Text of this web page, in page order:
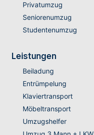
Privatumzug
Seniorenumzug
Studentenumzug
Leistungen
Beiladung
Entrümpelung
Klaviertransport
Möbeltransport
Umzugshelfer